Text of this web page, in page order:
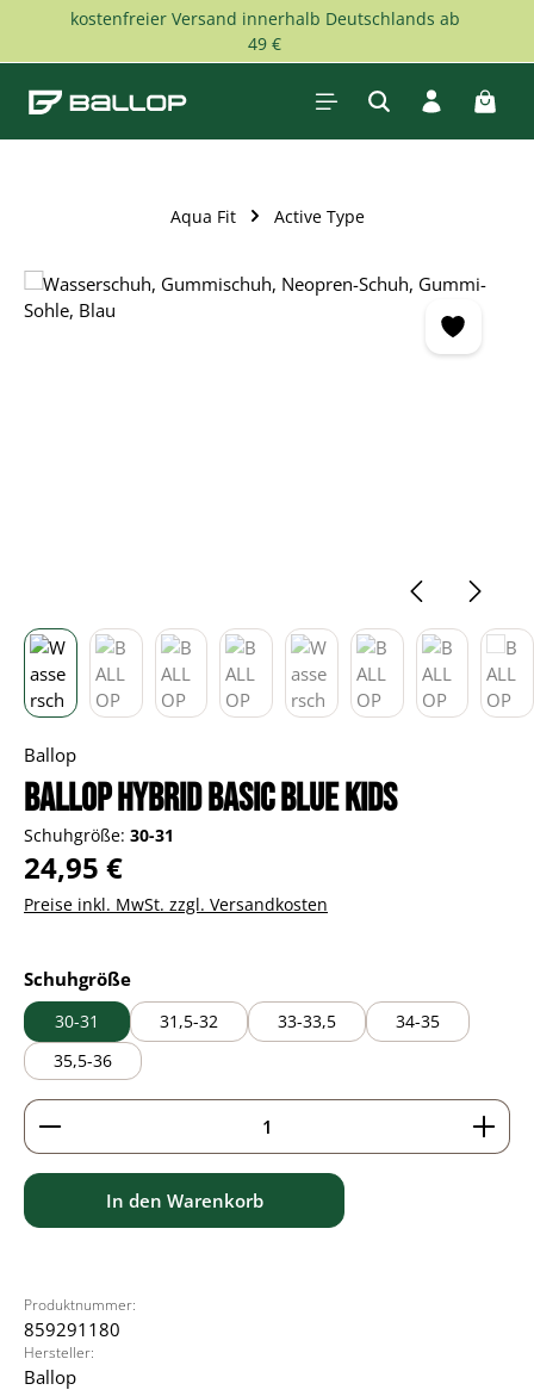
Zum Hauptinhalt springen
kostenfreier Versand innerhalb Deutschlands ab
49 €
Aqua Fit Active Type
Bildergalerie überspringen
Ballop
BALLOP Hybrid basic blue Kids
Schuhgröße: 30-31
Regulärer Preis:
24,95 €
Preise inkl. MwSt. zzgl. Versandkosten
Schuhgrößeauswählen
30-31 31,5-32 33-33,5
34-35
35,5-36
Produkt Anzahl: Gib den gewünschten Wert ein
In den Warenkorb
Produktnummer:
859291180
Hersteller:
Ballop